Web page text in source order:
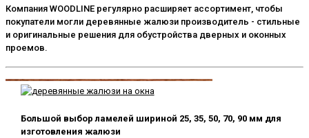
Компания WOODLINE регулярно расширяет ассортимент, чтобы
покупатели могли деревянные жалюзи производитель - стильные
и оригинальные решения для обустройства дверных и оконных
проемов.
Большой выбор ламелей шириной 25, 35, 50, 70, 90 мм для
изготовления жалюзи